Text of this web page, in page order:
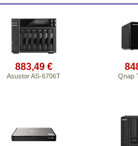
883,49 €
Asustor AS-6706T Qnap